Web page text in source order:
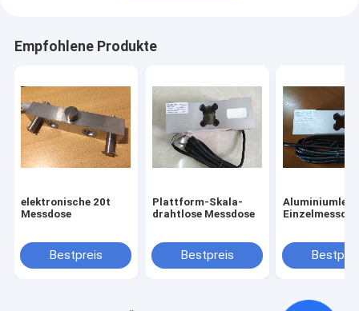
Empfohlene Produkte
elektronische 20t
Messdose
Bestpreis
Plattform-Skala-
drahtlose Messdose
Bestpreis